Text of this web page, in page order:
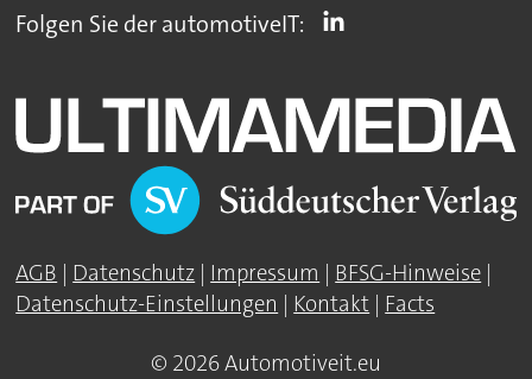
Folgen Sie der automotiveIT:
AGB | Datenschutz | Impressum | BFSG-Hinweise |
Datenschutz-Einstellungen | Kontakt | Facts
© 2026 Automotiveit.eu